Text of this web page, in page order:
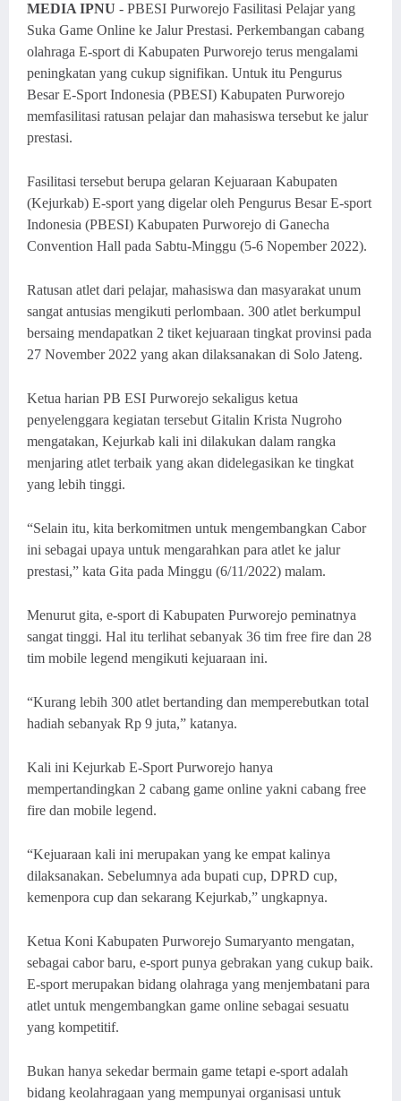
MEDIA IPNU - PBESI Purworejo Fasilitasi Pelajar yang
Suka Game Online ke Jalur Prestasi. Perkembangan cabang
olahraga E-sport di Kabupaten Purworejo terus mengalami
peningkatan yang cukup signifikan. Untuk itu Pengurus
Besar E-Sport Indonesia (PBESI) Kabupaten Purworejo
memfasilitasi ratusan pelajar dan mahasiswa tersebut ke jalur
prestasi.
Fasilitasi tersebut berupa gelaran Kejuaraan Kabupaten
(Kejurkab) E-sport yang digelar oleh Pengurus Besar E-sport
Indonesia (PBESI) Kabupaten Purworejo di Ganecha
Convention Hall pada Sabtu-Minggu (5-6 Nopember 2022).
Ratusan atlet dari pelajar, mahasiswa dan masyarakat unum
sangat antusias mengikuti perlombaan. 300 atlet berkumpul
bersaing mendapatkan 2 tiket kejuaraan tingkat provinsi pada
27 November 2022 yang akan dilaksanakan di Solo Jateng.
Ketua harian PB ESI Purworejo sekaligus ketua
penyelenggara kegiatan tersebut Gitalin Krista Nugroho
mengatakan, Kejurkab kali ini dilakukan dalam rangka
menjaring atlet terbaik yang akan didelegasikan ke tingkat
yang lebih tinggi.
“Selain itu, kita berkomitmen untuk mengembangkan Cabor
ini sebagai upaya untuk mengarahkan para atlet ke jalur
prestasi,” kata Gita pada Minggu (6/11/2022) malam.
Menurut gita, e-sport di Kabupaten Purworejo peminatnya
sangat tinggi. Hal itu terlihat sebanyak 36 tim free fire dan 28
tim mobile legend mengikuti kejuaraan ini.
“Kurang lebih 300 atlet bertanding dan memperebutkan total
hadiah sebanyak Rp 9 juta,” katanya.
Kali ini Kejurkab E-Sport Purworejo hanya
mempertandingkan 2 cabang game online yakni cabang free
fire dan mobile legend.
“Kejuaraan kali ini merupakan yang ke empat kalinya
dilaksanakan. Sebelumnya ada bupati cup, DPRD cup,
kemenpora cup dan sekarang Kejurkab,” ungkapnya.
Ketua Koni Kabupaten Purworejo Sumaryanto mengatan,
sebagai cabor baru, e-sport punya gebrakan yang cukup baik.
E-sport merupakan bidang olahraga yang menjembatani para
atlet untuk mengembangkan game online sebagai sesuatu
yang kompetitif.
Bukan hanya sekedar bermain game tetapi e-sport adalah
bidang keolahragaan yang mempunyai organisasi untuk